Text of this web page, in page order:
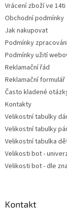
Vrácení zboží ve
Obchodní podmínky
Jak nakupovat
Podmínky
Podmínky užití
Reklamační řád
Reklamační formulář
Často kladené
Kontakty
Velikostní tabulky
Velikostní tabulky
Velikostní tabulka
Velikosti bot -
Velikosti bot - dle
Kontakt